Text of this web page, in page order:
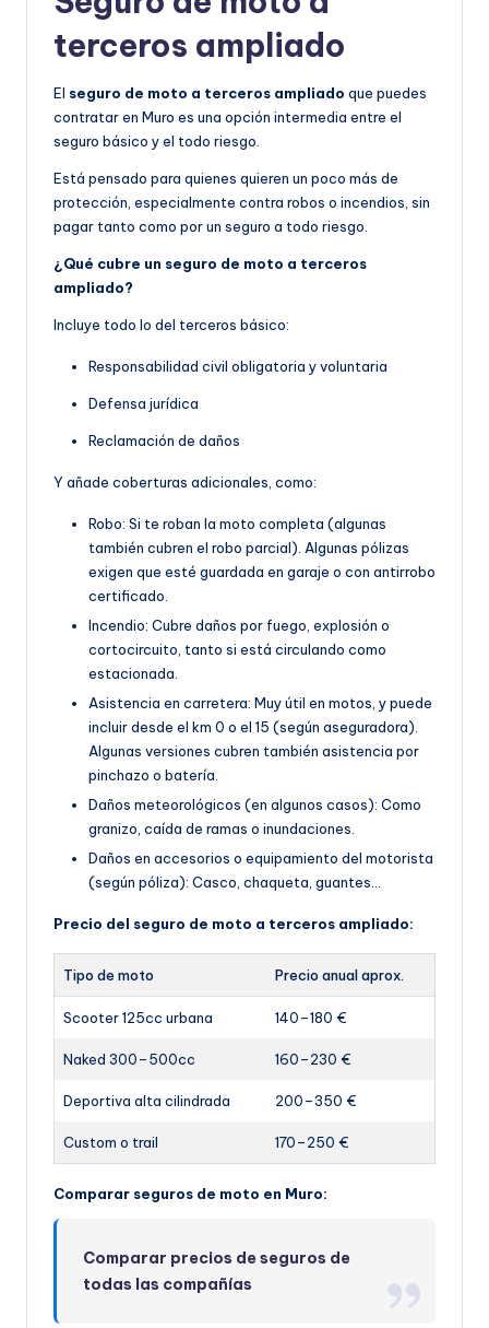
terceros ampliado
El seguro de moto a terceros ampliado que puedes
contratar en Muro es una opción intermedia entre el
seguro básico y el todo riesgo.
Está pensado para quienes quieren un poco más de
protección, especialmente contra robos o incendios, sin
pagar tanto como por un seguro a todo riesgo.
¿Qué cubre un seguro de moto a terceros
ampliado?
Incluye todo lo del terceros básico:
Responsabilidad civil obligatoria y voluntaria
Defensa jurídica
Reclamación de daños
Y añade coberturas adicionales, como:
Robo: Si te roban la moto completa (algunas
también cubren el robo parcial). Algunas pólizas
exigen que esté guardada en garaje o con antirrobo
certificado.
Incendio: Cubre daños por fuego, explosión o
cortocircuito, tanto si está circulando como
estacionada.
Asistencia en carretera: Muy útil en motos, y puede
incluir desde el km 0 o el 15 (según aseguradora).
Algunas versiones cubren también asistencia por
pinchazo o batería.
Daños meteorológicos (en algunos casos): Como
granizo, caída de ramas o inundaciones.
Daños en accesorios o equipamiento del motorista
(según póliza): Casco, chaqueta, guantes…
Precio del seguro de moto a terceros ampliado:
Tipo de moto Precio anual aprox.
Scooter 125cc urbana 140–180 €
Naked 300–500cc 160–230 €
Deportiva alta cilindrada 200–350 €
Custom o trail 170–250 €
Comparar seguros de moto en Muro:
Comparar precios de seguros de
todas las compañías